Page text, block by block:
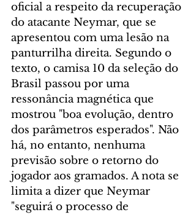
oficial a respeito da recuperação
do atacante Neymar, que se
apresentou com uma lesão na
panturrilha direita. Segundo o
texto, o camisa 10 da seleção do
Brasil passou por uma
ressonância magnética que
mostrou "boa evolução, dentro
dos parâmetros esperados". Não
há, no entanto, nenhuma
previsão sobre o retorno do
jogador aos gramados. A nota se
limita a dizer que Neymar
"seguirá o processo de